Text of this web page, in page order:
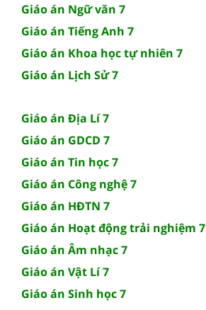
Giáo án Ngữ văn 7
Giáo án Tiếng Anh 7
Giáo án Khoa học tự nhiên 7
Giáo án Lịch Sử 7
Giáo án Địa Lí 7
Giáo án GDCD 7
Giáo án Tin học 7
Giáo án Công nghệ 7
Giáo án HĐTN 7
Giáo án Hoạt động trải nghiệm 7
Giáo án Âm nhạc 7
Giáo án Vật Lí 7
Giáo án Sinh học 7